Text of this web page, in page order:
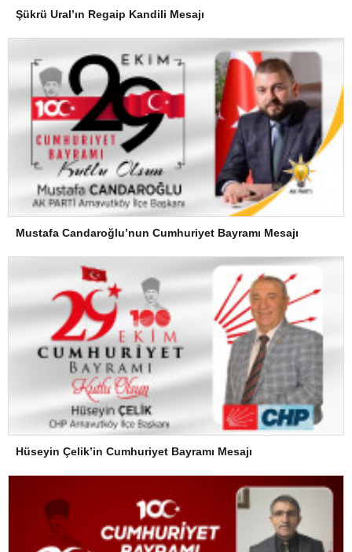
Şükrü Ural’ın Regaip Kandili Mesajı
Mustafa Candaroğlu’nun Cumhuriyet Bayramı Mesajı
Hüseyin Çelik’in Cumhuriyet Bayramı Mesajı